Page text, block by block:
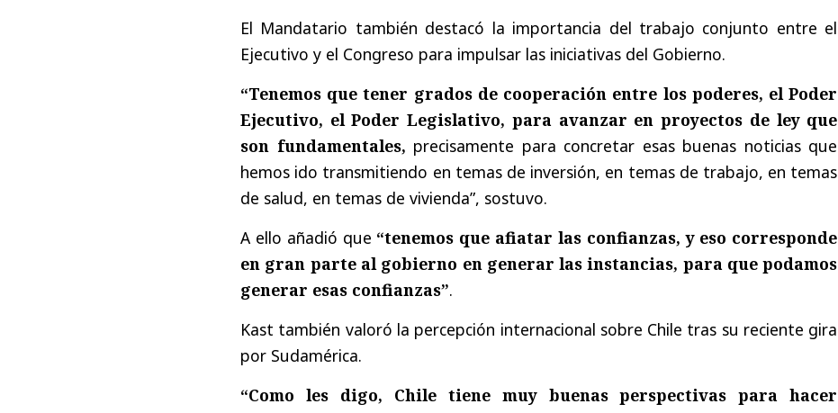
El Mandatario también destacó la importancia del trabajo conjunto entre el
Ejecutivo y el Congreso para impulsar las iniciativas del Gobierno.
“Tenemos que tener grados de cooperación entre los poderes, el Poder
Ejecutivo, el Poder Legislativo, para avanzar en proyectos de ley que
son fundamentales, precisamente para concretar esas buenas noticias que
hemos ido transmitiendo en temas de inversión, en temas de trabajo, en temas
de salud, en temas de vivienda”, sostuvo.
A ello añadió que “tenemos que afiatar las confianzas, y eso corresponde
en gran parte al gobierno en generar las instancias, para que podamos
generar esas confianzas”.
Kast también valoró la percepción internacional sobre Chile tras su reciente gira
por Sudamérica.
“Como les digo, Chile tiene muy buenas perspectivas para hacer